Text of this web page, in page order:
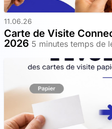
11.06.26
Carte de Visite
2026 5 minutes temps de